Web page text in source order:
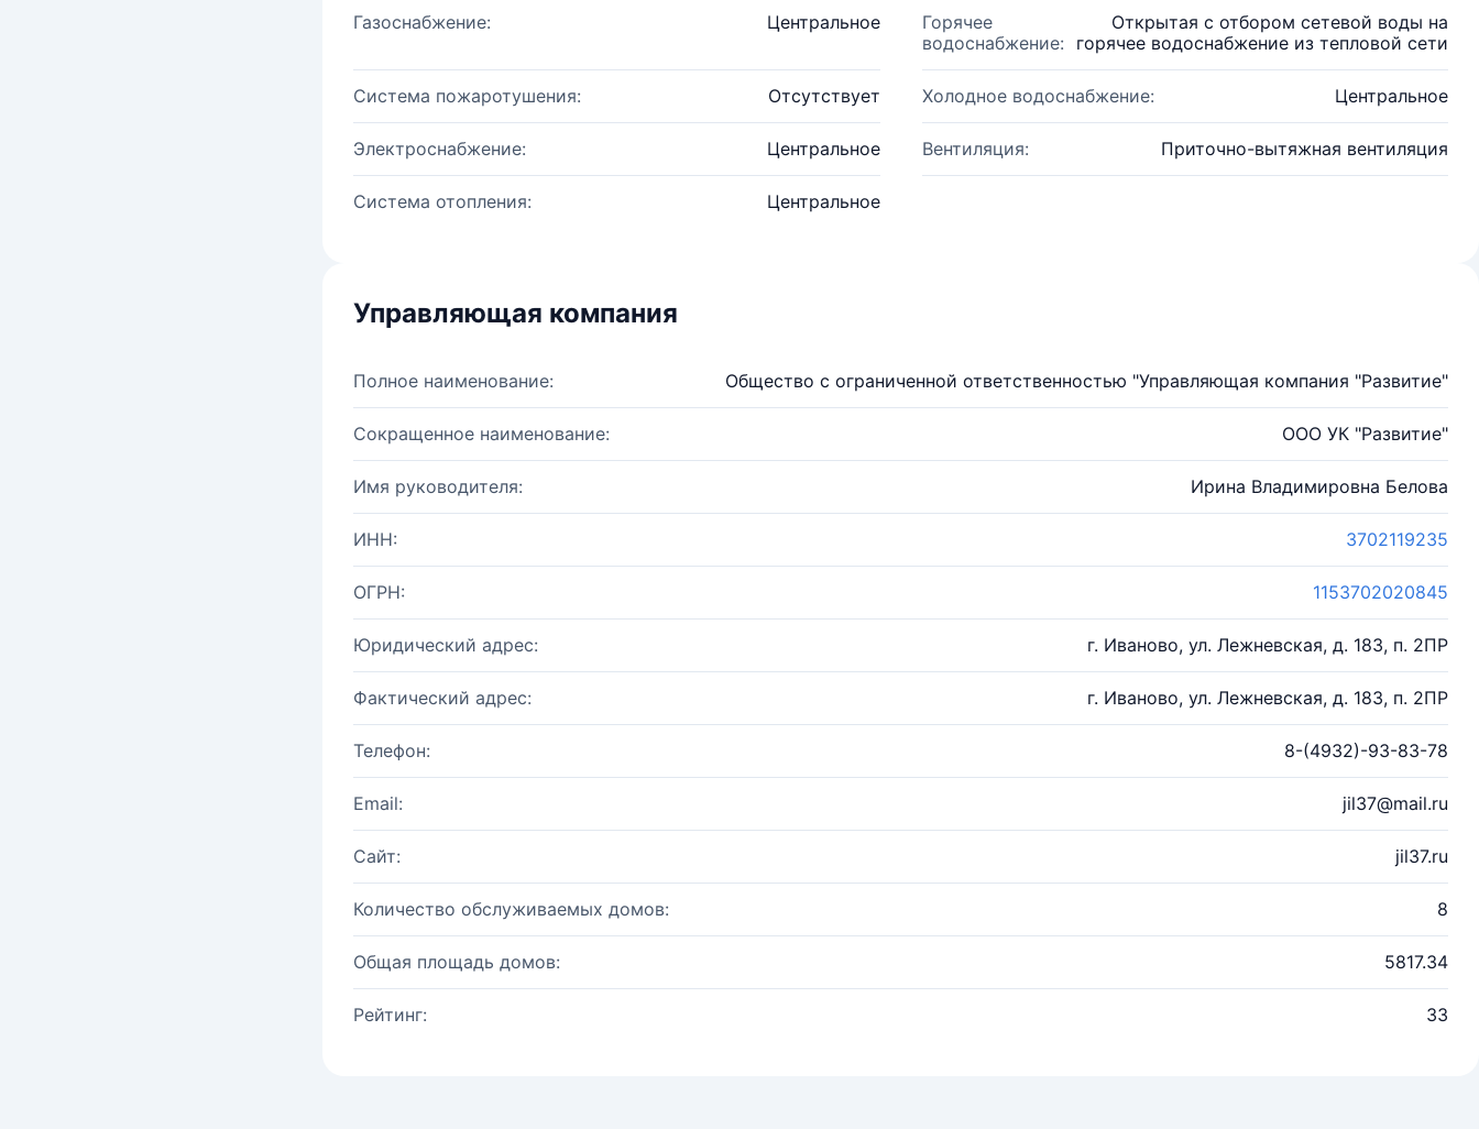
Газоснабжение: Центральное
Горячее
водоснабжение:
Открытая с отбором сетевой воды на
горячее водоснабжение из тепловой сети
Система пожаротушения: Отсутствует Холодное водоснабжение: Центральное
Электроснабжение: Центральное Вентиляция: Приточно-вытяжная вентиляция
Система отопления: Центральное
Управляющая компания
Полное наименование: Общество с ограниченной ответственностью "Управляющая компания "Развитие"
Сокращенное наименование: ООО УК "Развитие"
Имя руководителя: Ирина Владимировна Белова
ИНН: 3702119235
ОГРН: 1153702020845
Юридический адрес: г. Иваново, ул. Лежневская, д. 183, п. 2ПР
Фактический адрес: г. Иваново, ул. Лежневская, д. 183, п. 2ПР
Телефон: 8-(4932)-93-83-78
Email: jil37@mail.ru
Сайт: jil37.ru
Количество обслуживаемых домов: 8
Общая площадь домов: 5817.34
Рейтинг: 33